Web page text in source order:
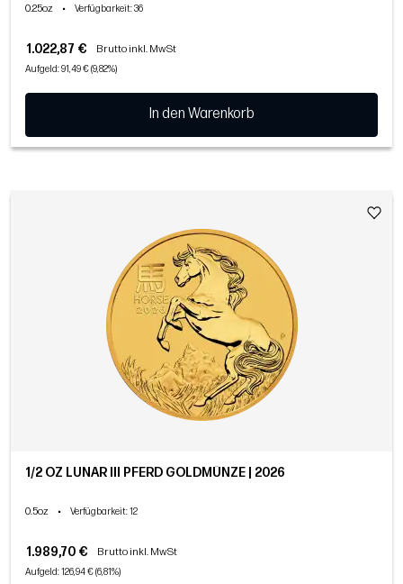
0.25oz • Verfügbarkeit: 36
1.022,87 € Brutto inkl. MwSt
Aufgeld: 91,49 € (9,82%)
In den Warenkorb
1/2 OZ LUNAR III PFERD GOLDMÜNZE | 2026
0.5oz • Verfügbarkeit: 12
1.989,70 € Brutto inkl. MwSt
Aufgeld: 126,94 € (6,81%)